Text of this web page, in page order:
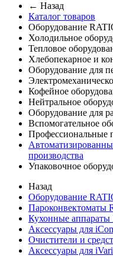
← Назад
Каталог товаров
Оборудование
Холодильное
Тепловое
Хлебопекарное и
Оборудование для
Кофейное
Нейтральное
Оборудование для
Вспомогательное
Профессиональные
производства
Упаковочное
Назад
Оборудование
Пароконвектоматы
Кухонные аппараты
Аксессуары для
Очистители и
Аксессуары для